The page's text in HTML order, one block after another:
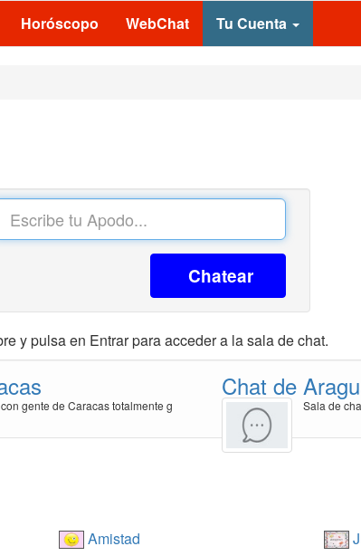
Horóscopo WebChat Tu Cuenta
Chatear
y pulsa en Entrar para acceder a la sala de chat.
gente de Caracas totalmente g
Chat de
Sala de
Amistad